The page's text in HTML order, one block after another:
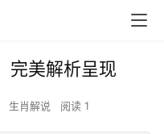
完美解析呈现
生肖解说 阅读 1